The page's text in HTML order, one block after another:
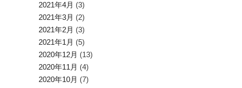
2021年4月 (3)
2021年3月 (2)
2021年2月 (3)
2021年1月 (5)
2020年12月 (13)
2020年11月 (4)
2020年10月 (7)